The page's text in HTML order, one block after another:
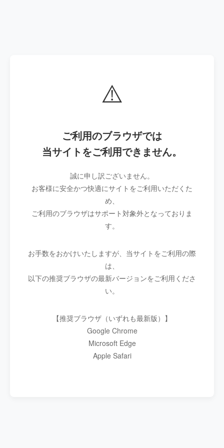
⚠️
ご利用のブラウザでは
当サイトをご利用できません。
誠に申し訳ございません。
お客様に安全かつ快適にサイトをご利用いただくた
め、
ご利用のブラウザはサポート対象外となっておりま
す。
お手数をおかけいたしますが、当サイトをご利用の際
は、
以下の推奨ブラウザの最新バージョンをご利用くださ
い。
【推奨ブラウザ（いずれも最新版）】
Google Chrome
Microsoft Edge
Apple Safari